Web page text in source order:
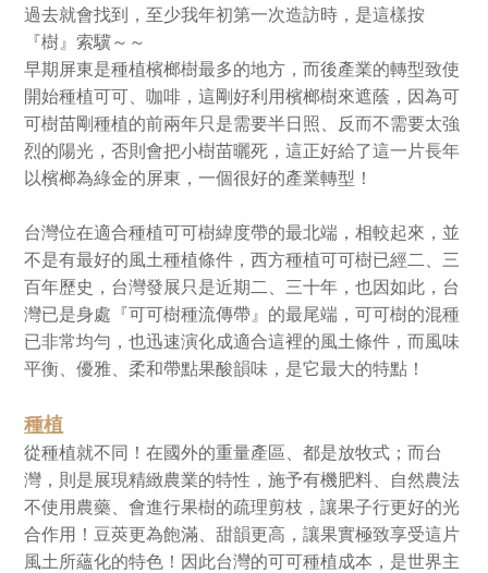
過去就會找到，至少我年初第一次造訪時，是這樣按
『樹』索驥～～
早期屏東是種植檳榔樹最多的地方，而後產業的轉型致使
開始種植可可、咖啡，這剛好利用檳榔樹來遮蔭，因為可
可樹苗剛種植的前兩年只是需要半日照、反而不需要太強
烈的陽光，否則會把小樹苗曬死，這正好給了這一片長年
以檳榔為綠金的屏東，一個很好的產業轉型！
台灣位在適合種植可可樹緯度帶的最北端，相較起來，並
不是有最好的風土種植條件，西方種植可可樹已經二、三
百年歷史，台灣發展只是近期二、三十年，也因如此，台
灣已是身處『可可樹種流傳帶』的最尾端，可可樹的混種
已非常均勻，也迅速演化成適合這裡的風土條件，而風味
平衡、優雅、柔和帶點果酸韻味，是它最大的特點！
種植
從種植就不同！在國外的重量產區、都是放牧式；而台
灣，則是展現精緻農業的特性，施予有機肥料、自然農法
不使用農藥、會進行果樹的疏理剪枝，讓果子行更好的光
合作用！豆莢更為飽滿、甜韻更高，讓果實極致享受這片
風土所蘊化的特色！因此台灣的可可種植成本，是世界主